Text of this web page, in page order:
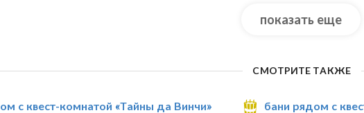
показать еще
СМОТРИТЕ ТАКЖЕ
с квест-комнатой «Тайны да Винчи»
бани рядом с